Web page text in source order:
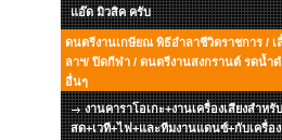
แอ๊ด มิวสิค ครับ
ดนตรีงานเกษียณ พิธีอำลาชีวิตราชการ / เ
ลาฯ/ ปิดกีฬา / ดนตรีงานสงกรานต์ รดน้ำ
อื่นๆ
งานคาราโอเกะ+งานเครื่องเสียงสำห
สด+เวที+ไฟ+และทีมงานแดนซ์+กับเครื่อง